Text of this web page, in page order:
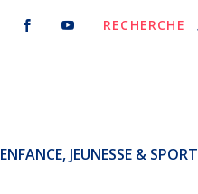
ENFANCE, JEUNESSE & SPORT